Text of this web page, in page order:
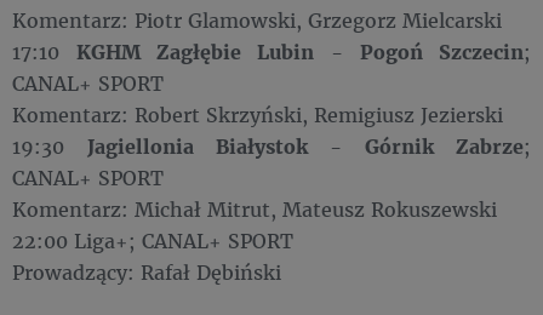
Komentarz: Piotr Glamowski, Grzegorz Mielcarski
17:10 KGHM Zagłębie Lubin - Pogoń Szczecin;
CANAL+ SPORT
Komentarz: Robert Skrzyński, Remigiusz Jezierski
19:30 Jagiellonia Białystok-Górnik Zabrze;
CANAL+ SPORT
Komentarz: Michał Mitrut, Mateusz Rokuszewski
22:00 Liga+; CANAL+ SPORT
Prowadzący: Rafał Dębiński